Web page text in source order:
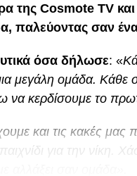
της Cosmote TV
παλεύοντας σαν
όσα δήλωσε: «
μεγάλη ομάδα. Κάθε
να κερδίσουμε το
και τις κακές μας
παιχνίδι για την